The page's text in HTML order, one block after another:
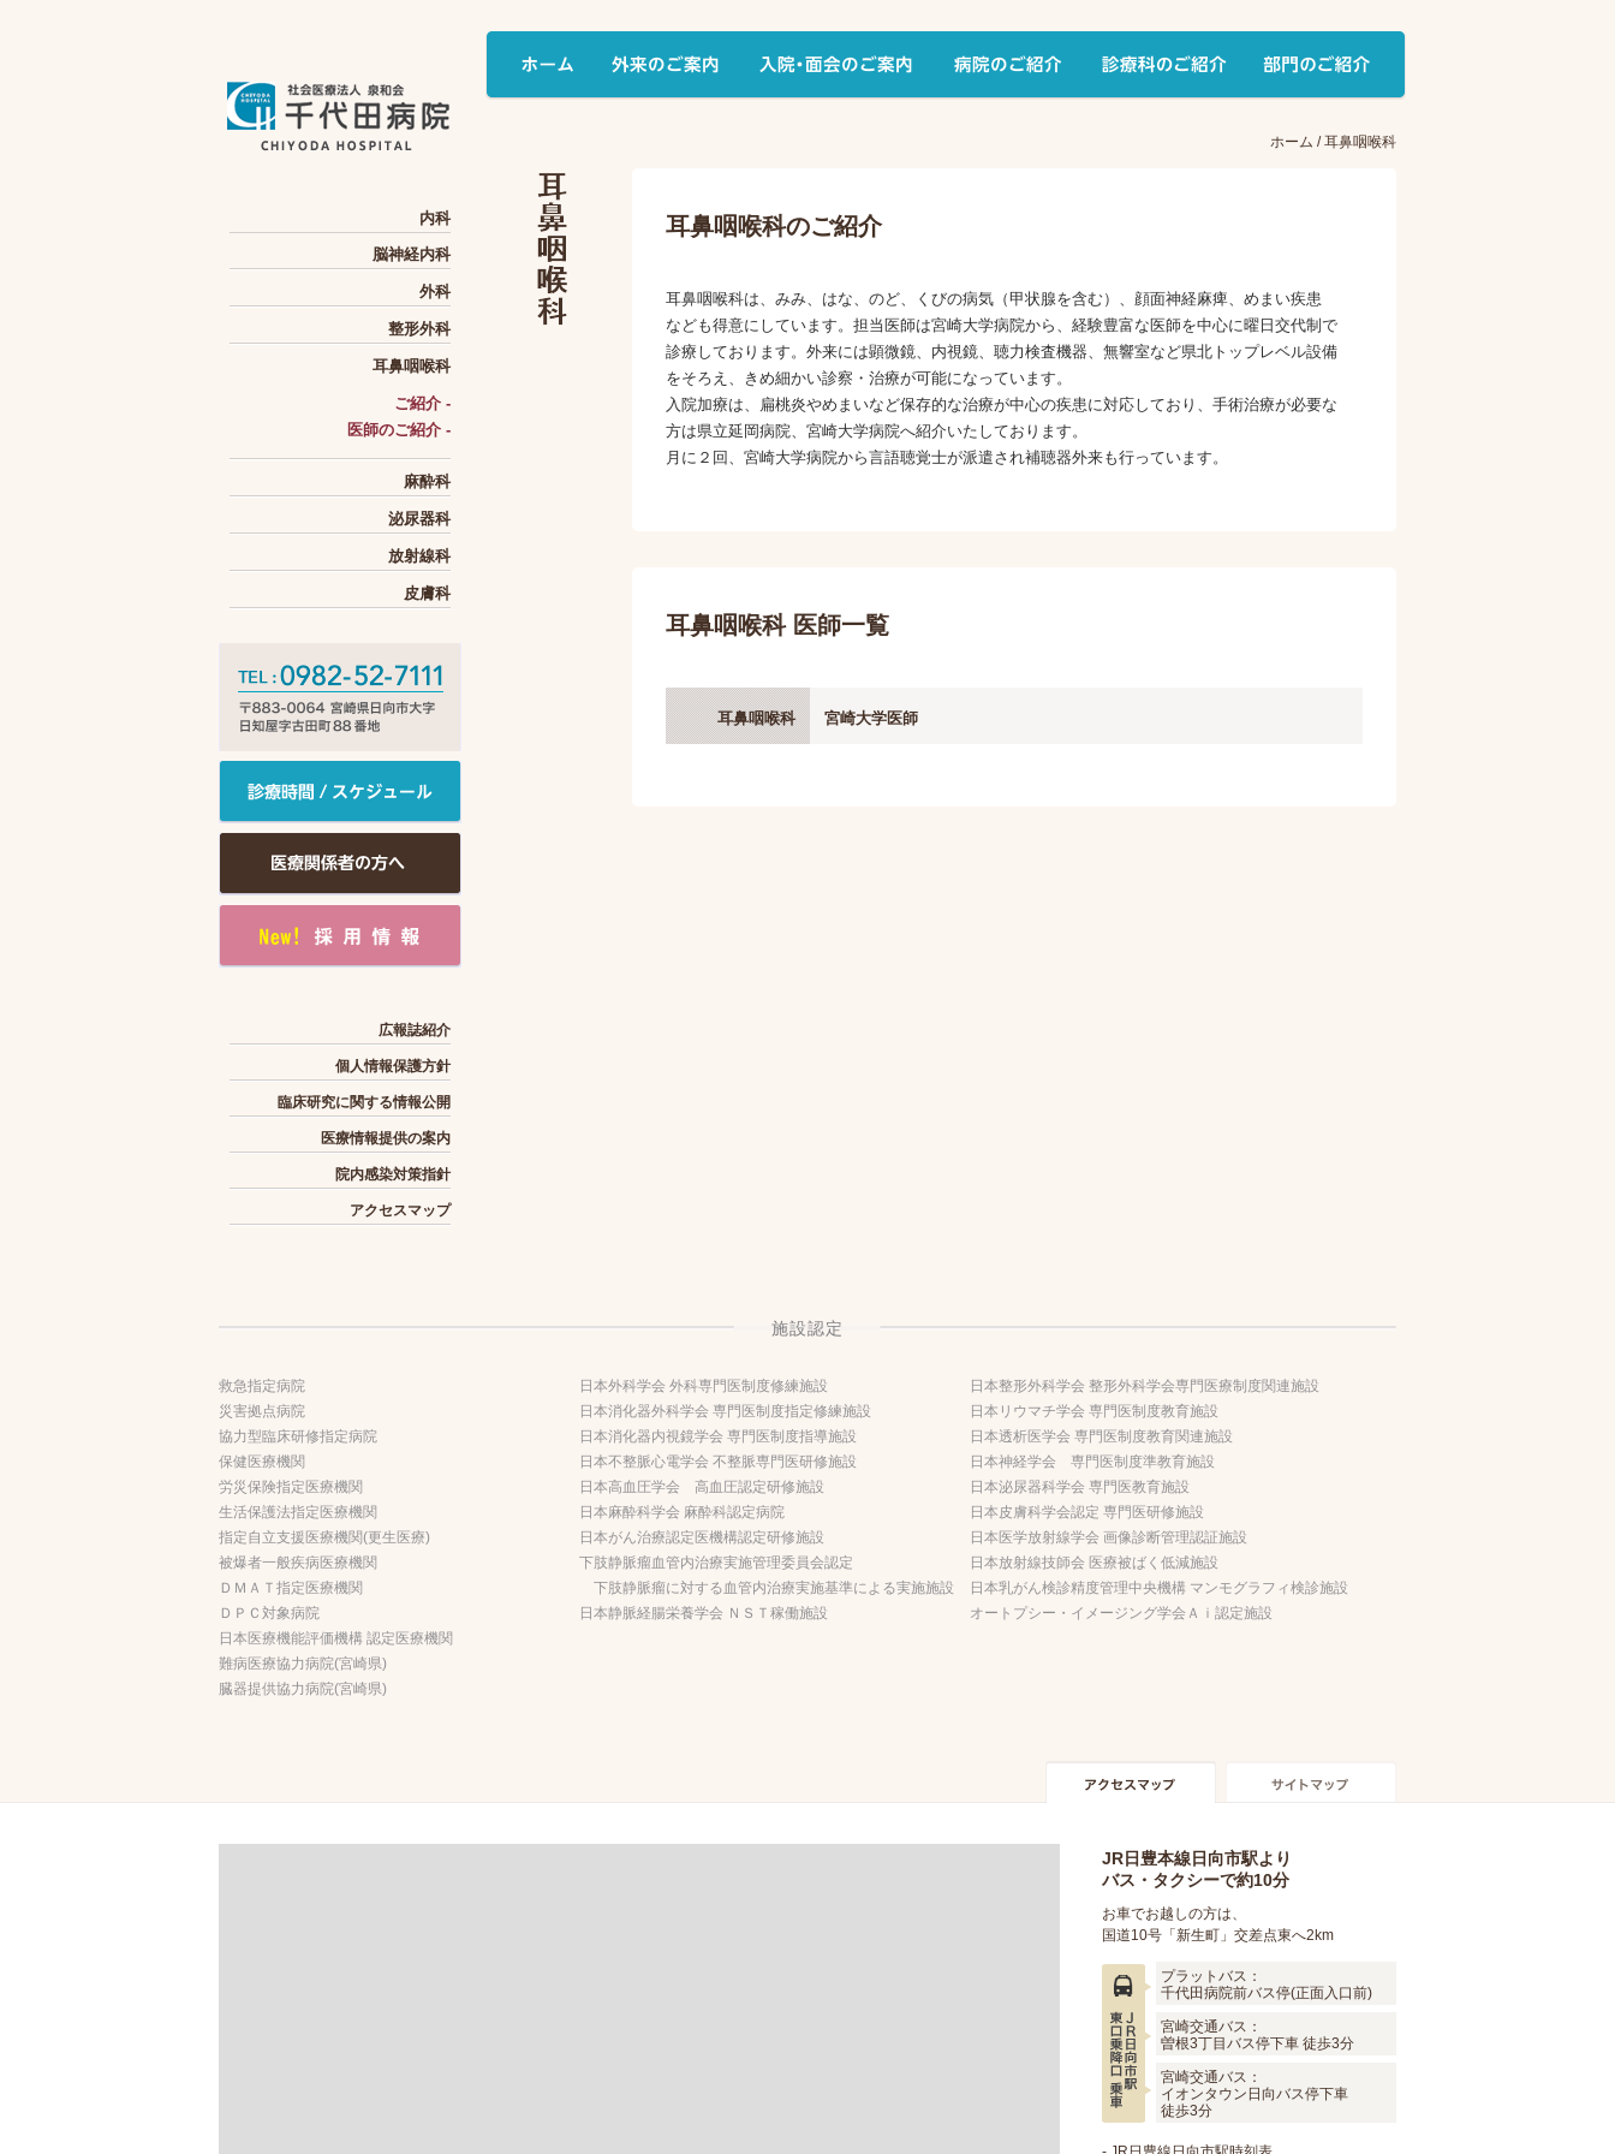
内科
脳神経内科
外科
整形外科
耳鼻咽喉科
ご紹介 -
医師のご紹介 -
麻酔科
泌尿器科
放射線科
皮膚科
広報誌紹介
個人情報保護方針
臨床研究に関する情報公開
医療情報提供の案内
院内感染対策指針
アクセスマップ
ホーム / 耳鼻咽喉科
耳鼻咽喉科のご紹介
耳鼻咽喉科は、みみ、はな、のど、くびの病気（甲状腺を含む）、顔面神経麻痺、めまい疾患
なども得意にしています。担当医師は宮崎大学病院から、経験豊富な医師を中心に曜日交代制で
診療しております。外来には顕微鏡、内視鏡、聴力検査機器、無響室など県北トップレベル設備
をそろえ、きめ細かい診察・治療が可能になっています。
入院加療は、扁桃炎やめまいなど保存的な治療が中心の疾患に対応しており、手術治療が必要な
方は県立延岡病院、宮崎大学病院へ紹介いたしております。
月に２回、宮崎大学病院から言語聴覚士が派遣され補聴器外来も行っています。
耳鼻咽喉科 医師一覧
耳鼻咽喉科 宮崎大学医師
施設認定
救急指定病院
災害拠点病院
協力型臨床研修指定病院
保健医療機関
労災保険指定医療機関
生活保護法指定医療機関
指定自立支援医療機関(更生医療)
被爆者一般疾病医療機関
ＤＭＡＴ指定医療機関
ＤＰＣ対象病院
日本医療機能評価機構 認定医療機関
難病医療協力病院(宮崎県)
臓器提供協力病院(宮崎県)
日本外科学会 外科専門医制度修練施設
日本消化器外科学会 専門医制度指定修練施設
日本消化器内視鏡学会 専門医制度指導施設
日本不整脈心電学会 不整脈専門医研修施設
日本高血圧学会 高血圧認定研修施設
日本麻酔科学会 麻酔科認定病院
日本がん治療認定医機構認定研修施設
下肢静脈瘤血管内治療実施管理委員会認定
下肢静脈瘤に対する血管内治療実施基準による実施施設
日本静脈経腸栄養学会 ＮＳＴ稼働施設
日本整形外科学会 整形外科学会専門医療制度関連施設
日本リウマチ学会 専門医制度教育施設
日本透析医学会 専門医制度教育関連施設
日本神経学会 専門医制度準教育施設
日本泌尿器科学会 専門医教育施設
日本皮膚科学会認定 専門医研修施設
日本医学放射線学会 画像診断管理認証施設
日本放射線技師会 医療被ばく低減施設
日本乳がん検診精度管理中央機構 マンモグラフィ検診施設
オートプシー・イメージング学会Ａｉ認定施設
JR日豊本線日向市駅より
バス・タクシーで約10分
お車でお越しの方は、
国道10号「新生町」交差点東へ2km
プラットバス：
千代田病院前バス停(正面入口前)
宮崎交通バス：
曽根3丁目バス停下車 徒歩3分
宮崎交通バス：
イオンタウン日向バス停下車
徒歩3分